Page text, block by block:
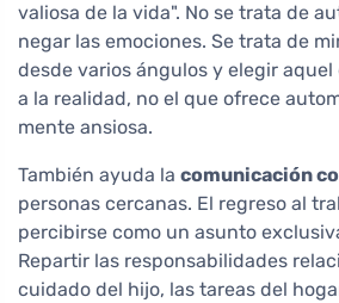
valiosa de la vida". No se trata de
negar las emociones. Se trata de
desde varios ángulos y elegir aquel
a la realidad, no el que ofrece
mente ansiosa.
También ayuda la comunicación
personas cercanas. El regreso al
percibirse como un asunto
Repartir las responsabilidades
cuidado del hijo, las tareas del